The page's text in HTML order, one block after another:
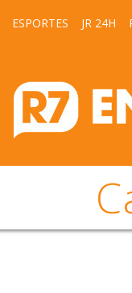
ESPORTES JR 24H